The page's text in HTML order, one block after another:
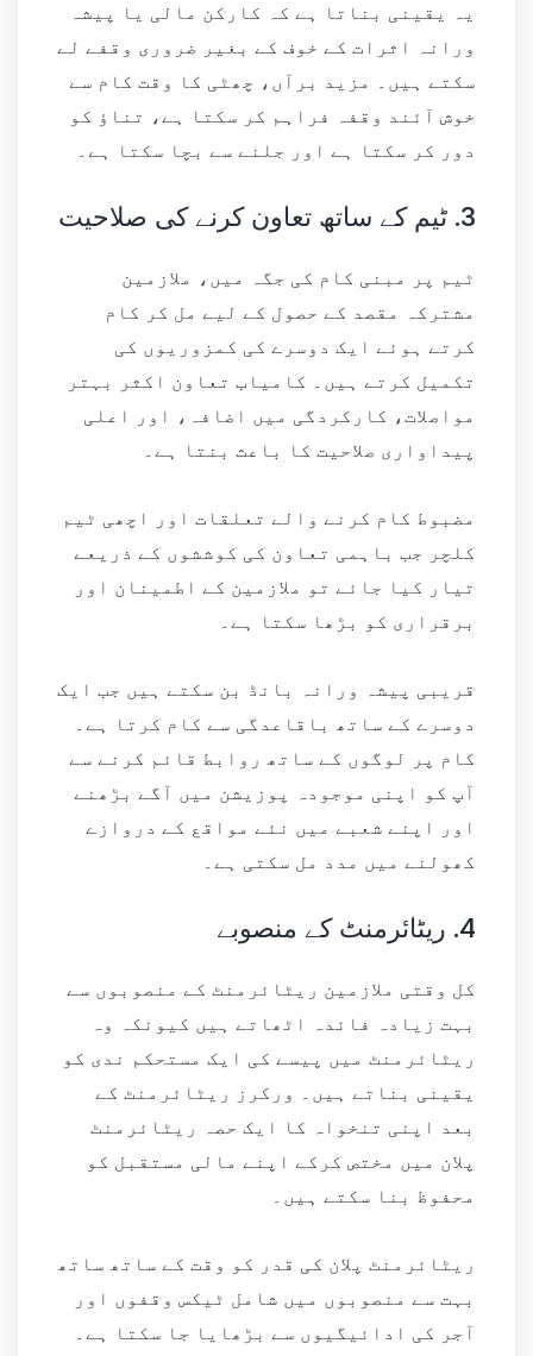
یہ یقینی بناتا ہے کہ کارکن مالی یا پیشہ
ورانہ اثرات کے خوف کے بغیر ضروری وقفے لے
سکتے ہیں۔ مزید برآں، چھٹی کا وقت کام سے
خوش آئند وقفہ فراہم کر سکتا ہے، تناؤ کو
دور کر سکتا ہے اور جلنے سے بچا سکتا ہے۔
3. ٹیم کے ساتھ تعاون کرنے کی صلاحیت
ٹیم پر مبنی کام کی جگہ میں، ملازمین
مشترکہ مقصد کے حصول کے لیے مل کر کام
کرتے ہوئے ایک دوسرے کی کمزوریوں کی
تکمیل کرتے ہیں۔ کامیاب تعاون اکثر بہتر
مواصلات، کارکردگی میں اضافہ، اور اعلی
پیداواری صلاحیت کا باعث بنتا ہے۔
مضبوط کام کرنے والے تعلقات اور اچھی ٹیم
کلچر جب باہمی تعاون کی کوششوں کے ذریعے
تیار کیا جائے تو ملازمین کے اطمینان اور
برقراری کو بڑھا سکتا ہے۔
قریبی پیشہ ورانہ بانڈ بن سکتے ہیں جب ایک
دوسرے کے ساتھ باقاعدگی سے کام کرتا ہے۔
کام پر لوگوں کے ساتھ روابط قائم کرنے سے
آپ کو اپنی موجودہ پوزیشن میں آگے بڑھنے
اور اپنے شعبے میں نئے مواقع کے دروازے
کھولنے میں مدد مل سکتی ہے۔
4. ریٹائرمنٹ کے منصوبے
کل وقتی ملازمین ریٹائرمنٹ کے منصوبوں سے
بہت زیادہ فائدہ اٹھاتے ہیں کیونکہ وہ
ریٹائرمنٹ میں پیسے کی ایک مستحکم ندی کو
یقینی بناتے ہیں۔ ورکرز ریٹائرمنٹ کے
بعد اپنی تنخواہ کا ایک حصہ ریٹائرمنٹ
پلان میں مختص کرکے اپنے مالی مستقبل کو
محفوظ بنا سکتے ہیں۔
ریٹائرمنٹ پلان کی قدر کو وقت کے ساتھ ساتھ
بہت سے منصوبوں میں شامل ٹیکس وقفوں اور
آجر کی ادائیگیوں سے بڑھایا جا سکتا ہے۔